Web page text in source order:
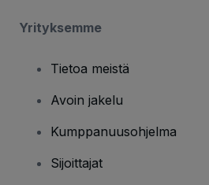
Yrityksemme
Tietoa meistä
Avoin jakelu
Kumppanuusohjelma
Sijoittajat